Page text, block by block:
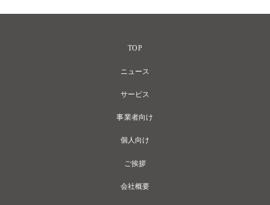
TOP
ニュース
サービス
事業者向け
個人向け
ご挨拶
会社概要